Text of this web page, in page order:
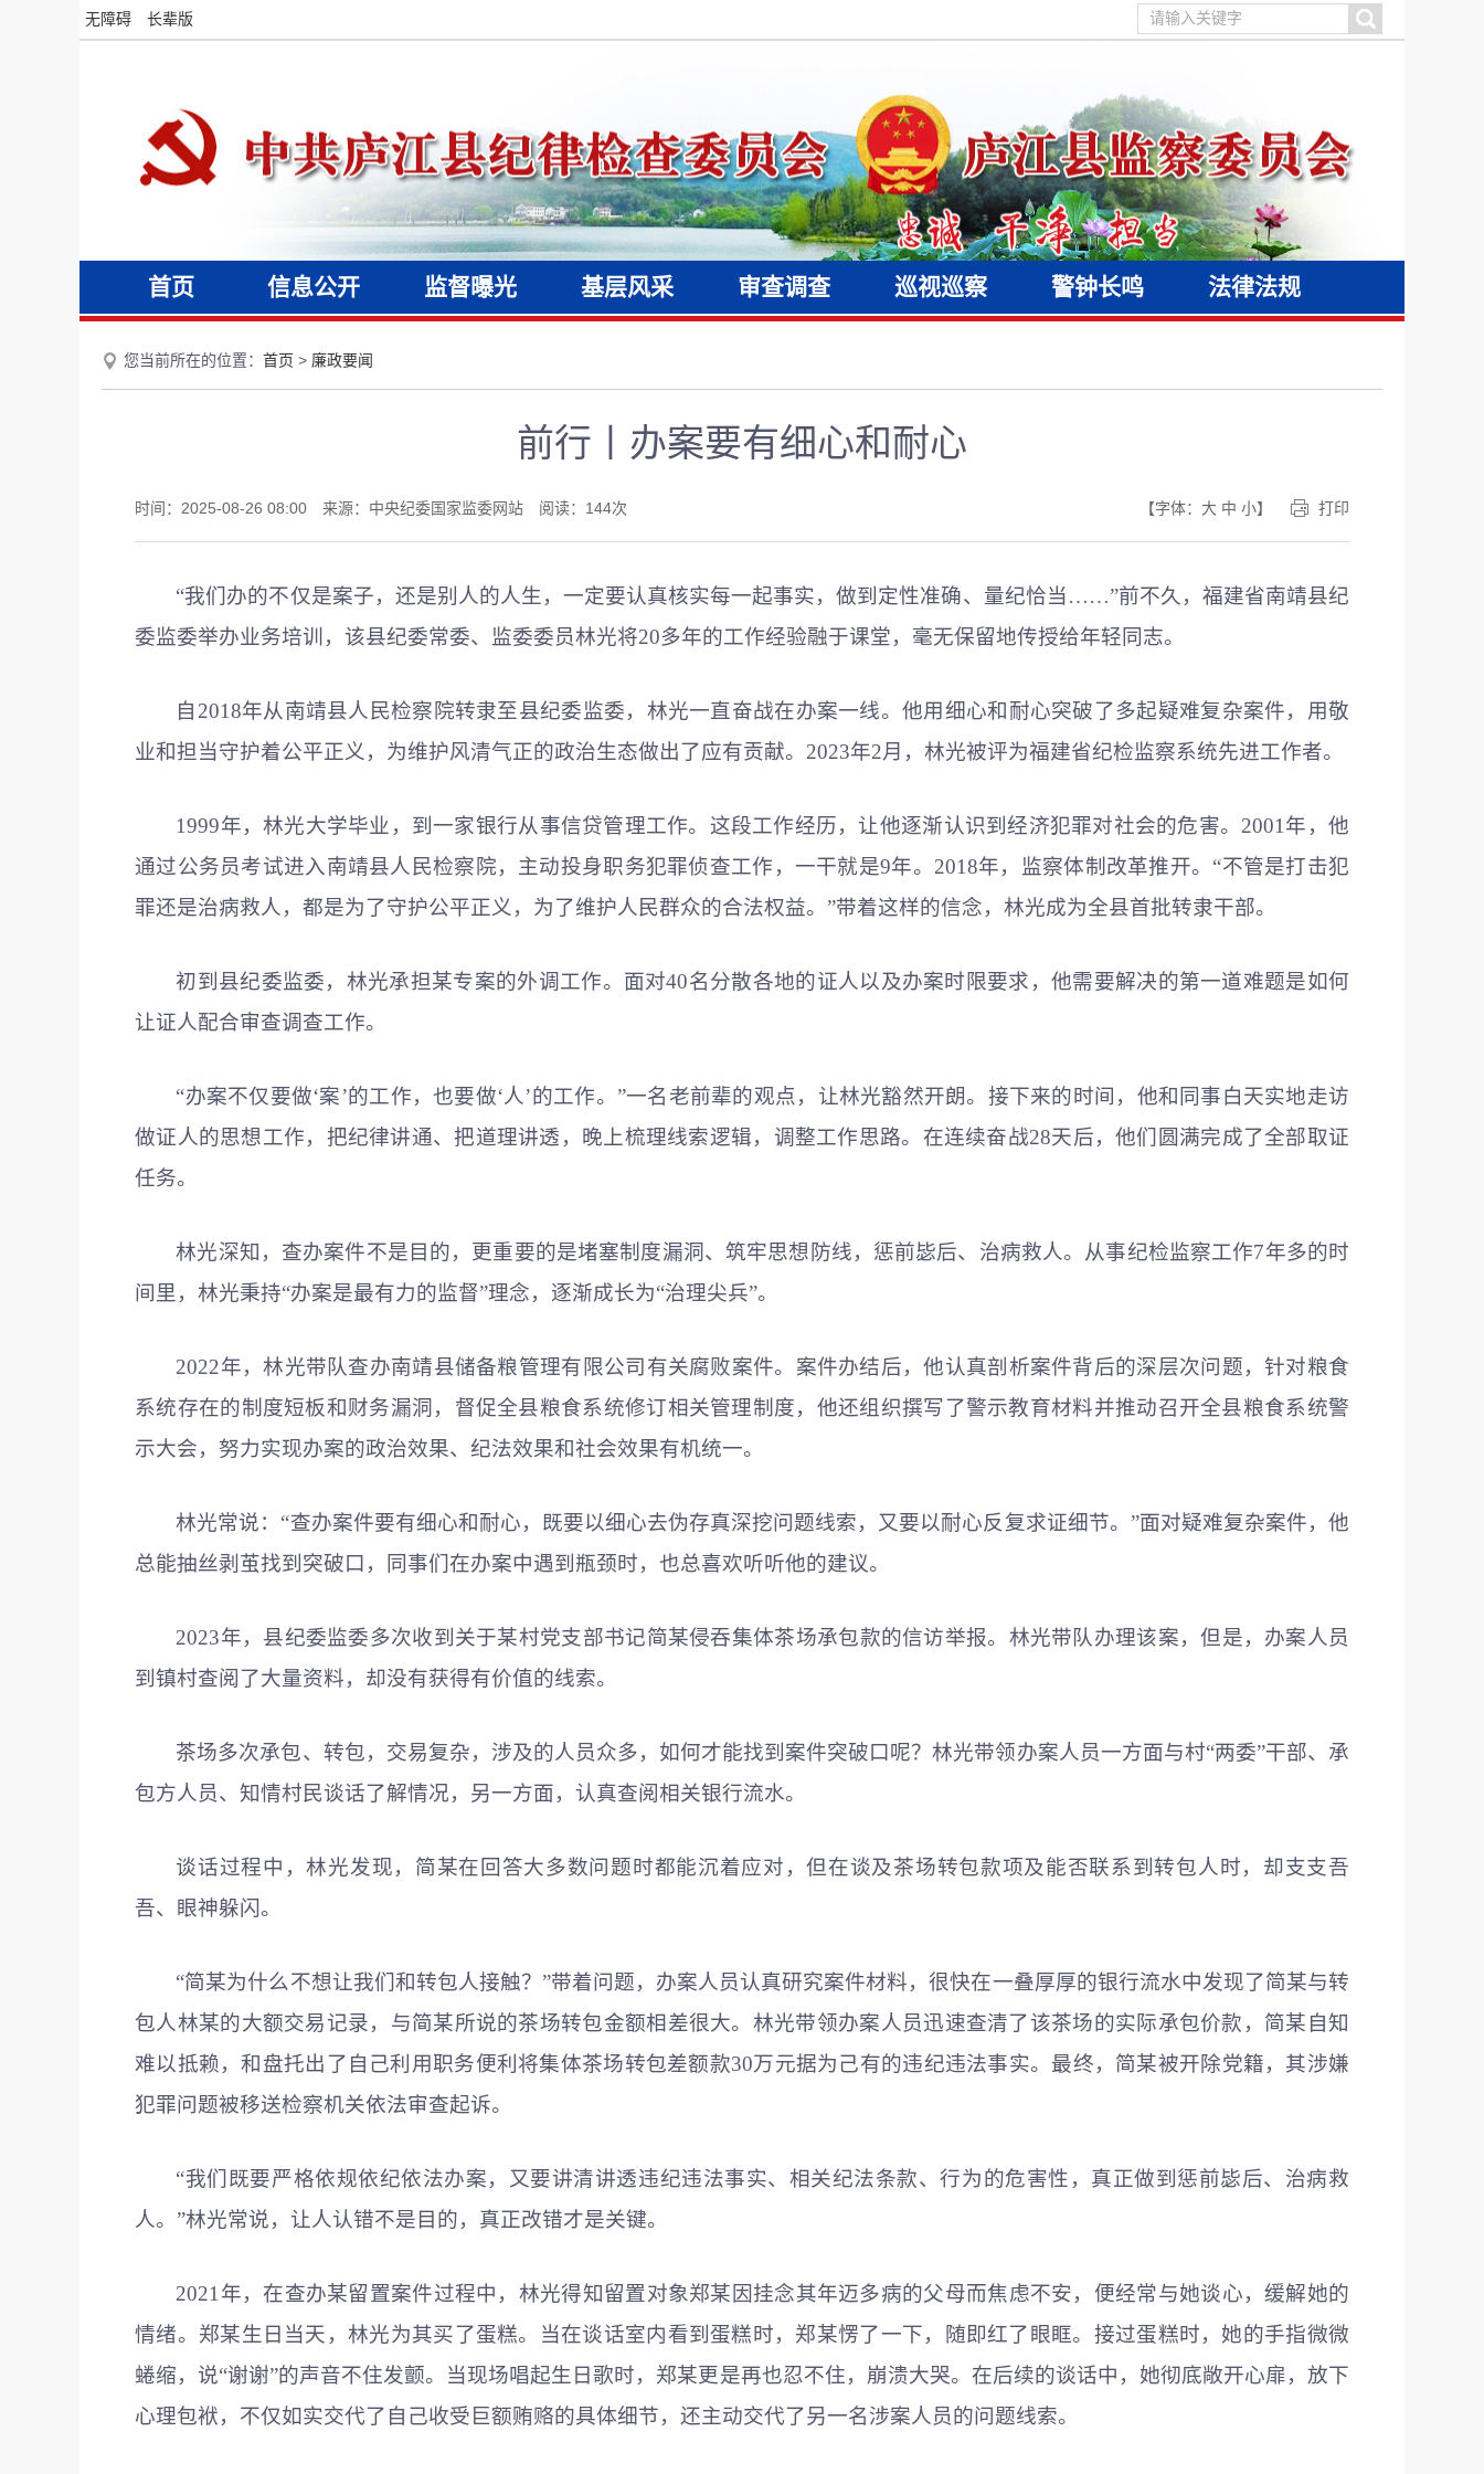
无障碍 长辈版
首页 信息公开 监督曝光 基层风采 审查调查 巡视巡察 警钟长鸣 法律法规
您当前所在的位置： 首页 > 廉政要闻
前行丨办案要有细心和耐心
时间：2025-08-26 08:00 来源：中央纪委国家监委网站 阅读： 144次 【字体： 大 中 小】 打印
“我们办的不仅是案子，还是别人的人生，一定要认真核实每一起事实，做到定性准确、量纪恰当……”前不久，福建省南靖县纪
委监委举办业务培训，该县纪委常委、监委委员林光将20多年的工作经验融于课堂，毫无保留地传授给年轻同志。
自2018年从南靖县人民检察院转隶至县纪委监委，林光一直奋战在办案一线。他用细心和耐心突破了多起疑难复杂案件，用敬
业和担当守护着公平正义，为维护风清气正的政治生态做出了应有贡献。2023年2月，林光被评为福建省纪检监察系统先进工作者。
1999年，林光大学毕业，到一家银行从事信贷管理工作。这段工作经历，让他逐渐认识到经济犯罪对社会的危害。2001年，他
通过公务员考试进入南靖县人民检察院，主动投身职务犯罪侦查工作，一干就是9年。2018年，监察体制改革推开。“不管是打击犯
罪还是治病救人，都是为了守护公平正义，为了维护人民群众的合法权益。”带着这样的信念，林光成为全县首批转隶干部。
初到县纪委监委，林光承担某专案的外调工作。面对40名分散各地的证人以及办案时限要求，他需要解决的第一道难题是如何
让证人配合审查调查工作。
“办案不仅要做‘案’的工作，也要做‘人’的工作。”一名老前辈的观点，让林光豁然开朗。接下来的时间，他和同事白天实地走访
做证人的思想工作，把纪律讲通、把道理讲透，晚上梳理线索逻辑，调整工作思路。在连续奋战28天后，他们圆满完成了全部取证
任务。
林光深知，查办案件不是目的，更重要的是堵塞制度漏洞、筑牢思想防线，惩前毖后、治病救人。从事纪检监察工作7年多的时
间里，林光秉持“办案是最有力的监督”理念，逐渐成长为“治理尖兵”。
2022年，林光带队查办南靖县储备粮管理有限公司有关腐败案件。案件办结后，他认真剖析案件背后的深层次问题，针对粮食
系统存在的制度短板和财务漏洞，督促全县粮食系统修订相关管理制度，他还组织撰写了警示教育材料并推动召开全县粮食系统警
示大会，努力实现办案的政治效果、纪法效果和社会效果有机统一。
林光常说：“查办案件要有细心和耐心，既要以细心去伪存真深挖问题线索，又要以耐心反复求证细节。”面对疑难复杂案件，他
总能抽丝剥茧找到突破口，同事们在办案中遇到瓶颈时，也总喜欢听听他的建议。
2023年，县纪委监委多次收到关于某村党支部书记简某侵吞集体茶场承包款的信访举报。林光带队办理该案，但是，办案人员
到镇村查阅了大量资料，却没有获得有价值的线索。
茶场多次承包、转包，交易复杂，涉及的人员众多，如何才能找到案件突破口呢？林光带领办案人员一方面与村“两委”干部、承
包方人员、知情村民谈话了解情况，另一方面，认真查阅相关银行流水。
谈话过程中，林光发现，简某在回答大多数问题时都能沉着应对，但在谈及茶场转包款项及能否联系到转包人时，却支支吾
吾、眼神躲闪。
“简某为什么不想让我们和转包人接触？”带着问题，办案人员认真研究案件材料，很快在一叠厚厚的银行流水中发现了简某与转
包人林某的大额交易记录，与简某所说的茶场转包金额相差很大。林光带领办案人员迅速查清了该茶场的实际承包价款，简某自知
难以抵赖，和盘托出了自己利用职务便利将集体茶场转包差额款30万元据为己有的违纪违法事实。最终，简某被开除党籍，其涉嫌
犯罪问题被移送检察机关依法审查起诉。
“我们既要严格依规依纪依法办案，又要讲清讲透违纪违法事实、相关纪法条款、行为的危害性，真正做到惩前毖后、治病救
人。”林光常说，让人认错不是目的，真正改错才是关键。
2021年，在查办某留置案件过程中，林光得知留置对象郑某因挂念其年迈多病的父母而焦虑不安，便经常与她谈心，缓解她的
情绪。郑某生日当天，林光为其买了蛋糕。当在谈话室内看到蛋糕时，郑某愣了一下，随即红了眼眶。接过蛋糕时，她的手指微微
蜷缩，说“谢谢”的声音不住发颤。当现场唱起生日歌时，郑某更是再也忍不住，崩溃大哭。在后续的谈话中，她彻底敞开心扉，放下
心理包袱，不仅如实交代了自己收受巨额贿赂的具体细节，还主动交代了另一名涉案人员的问题线索。